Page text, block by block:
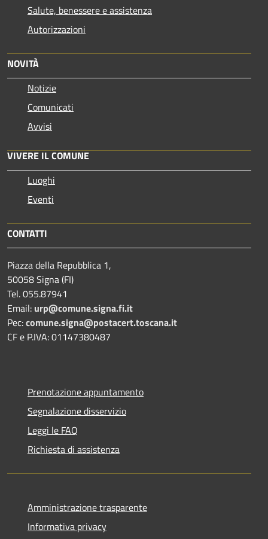
Salute, benessere e assistenza
Autorizzazioni
NOVITÀ
Notizie
Comunicati
Avvisi
VIVERE IL COMUNE
Luoghi
Eventi
CONTATTI
Piazza della Repubblica 1,
50058 Signa (FI)
Tel. 055.87941
Email: urp@comune.signa.fi.it
Pec:comune.signa@postacert.toscana.it
CF e P.IVA: 01147380487
Prenotazione appuntamento
Segnalazione disservizio
Leggi le FAQ
Richiesta di assistenza
Amministrazione trasparente
Informativa privacy